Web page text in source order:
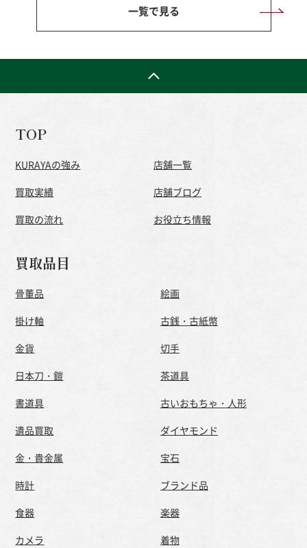
一覧で見る
TOP
KURAYAの強み
買取実績
買取の流れ
店舗一覧
店舗ブログ
お役立ち情報
買取品目
骨董品
絵画
掛け軸
古銭・古紙幣
金貨
切手
日本刀・鎧
茶道具
書道具
古いおもちゃ・人形
遺品買取
ダイヤモンド
金・貴金属
宝石
時計
ブランド品
食器
楽器
カメラ
着物